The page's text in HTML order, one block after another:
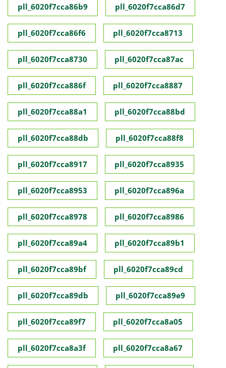
pll_6020f7cca86b9 pll_6020f7cca86d7
pll_6020f7cca86f6 pll_6020f7cca8713
pll_6020f7cca8730 pll_6020f7cca87ac
pll_6020f7cca886f pll_6020f7cca8887
pll_6020f7cca88a1 pll_6020f7cca88bd
pll_6020f7cca88db pll_6020f7cca88f8
pll_6020f7cca8917 pll_6020f7cca8935
pll_6020f7cca8953 pll_6020f7cca896a
pll_6020f7cca8978 pll_6020f7cca8986
pll_6020f7cca89a4 pll_6020f7cca89b1
pll_6020f7cca89bf pll_6020f7cca89cd
pll_6020f7cca89db pll_6020f7cca89e9
pll_6020f7cca89f7 pll_6020f7cca8a05
pll_6020f7cca8a3f pll_6020f7cca8a67